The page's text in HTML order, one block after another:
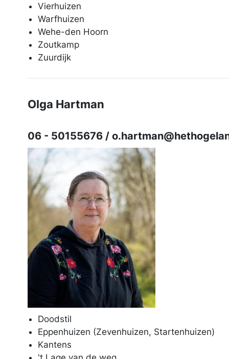
Vierhuizen
Warfhuizen
Wehe-den Hoorn
Zoutkamp
Zuurdijk
Olga Hartman
06 - 50155676 /
Doodstil
Eppenhuizen (Zevenhuizen, Startenhuizen)
Kantens